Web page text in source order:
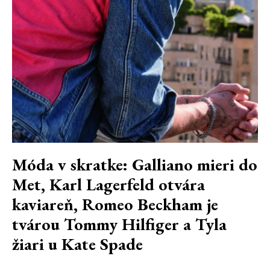
Móda v skratke: Galliano mieri do
Met, Karl Lagerfeld otvára
kaviareň, Romeo Beckham je
tvárou Tommy Hilfiger a Tyla
žiari u Kate Spade